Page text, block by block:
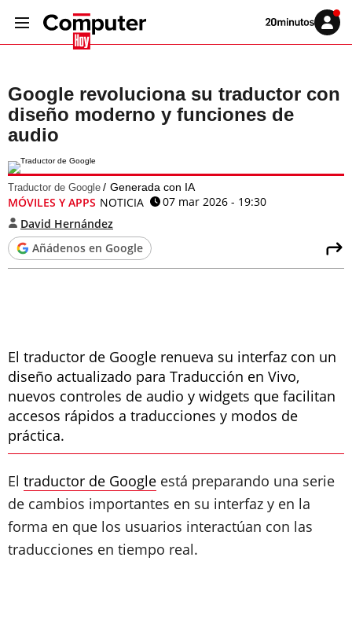
Volver
Iniciar
sesión
Google revoluciona su traductor con
diseño moderno y funciones de
audio
Traductor de Google Generada con IA
MÓVILES Y APPS NOTICIA
07 mar 2026 - 19:30
David Hernández
Añádenos en Google
El traductor de Google renueva su interfaz con un
diseño actualizado para Traducción en Vivo,
nuevos controles de audio y widgets que facilitan
accesos rápidos a traducciones y modos de
práctica.
El traductor de Google está preparando una serie
de cambios importantes en su interfaz y en la
forma en que los usuarios interactúan con las
traducciones en tiempo real.